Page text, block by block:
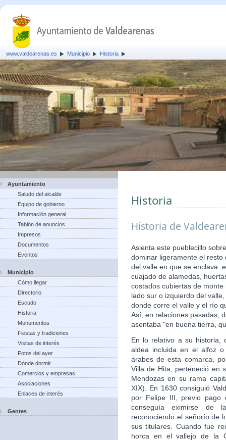
www.valdearenas.es Municipio Historia
Ayuntamiento
Saludo del alcalde
Equipo de gobierno
Información general
Tablón de anuncios
Impresos
Documentos
Eventos
Municipio
Cómo llegar
Directorio
Escudo
Historia
Monumentos
Fiestas y tradiciones
Visitas de interés
Fotos del ayer
Dónde dormir
Comercios y empresas
Asociaciones
Enlaces de interés
Gentes
Historia
Historia de
Asienta este pueblecillo
dominar ligeramente el
del valle en que se enclava:
cuajado de alamedas,
costados cubiertas de
lado sur o izquierdo del
donde corre el valle y el río
Así, en relaciones pasadas,
asentaba "en buena tierra,
En lo relativo a su historia,
aldea incluida en el alfoz
árabes de esta comarca,
Villa de Hita, perteneció en
Mendozas en su rama
XIX). En 1630 consiguió
por Felipe III, previo pago
conseguía eximirse de
reconociendo el señorío de
sus titulares. Cuando fue
horca en el vallejo de la